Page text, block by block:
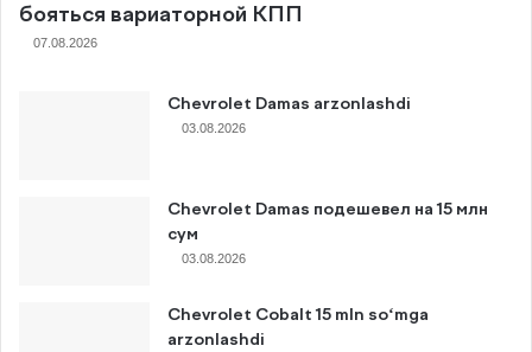
бояться вариаторной КПП
07.08.2026
Chevrolet Damas arzonlashdi
03.08.2026
Chevrolet Damas подешевел на 15 млн
сум
03.08.2026
Chevrolet Cobalt 15 mln so‘mga
arzonlashdi